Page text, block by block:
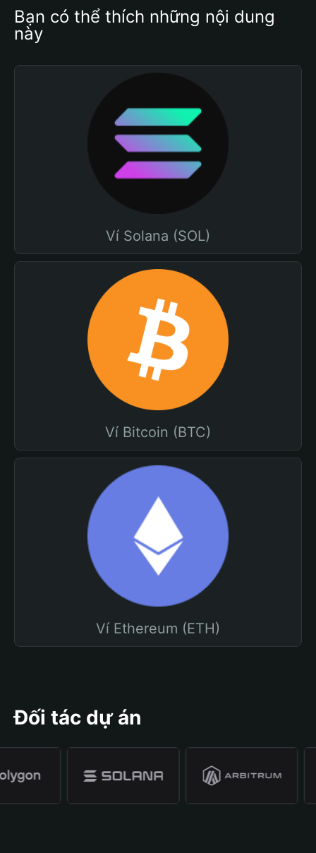
Bạn có thể thích những nội dung
này
Ví Solana (SOL)
Ví Bitcoin (BTC)
Ví Ethereum (ETH)
Đối tác dự án